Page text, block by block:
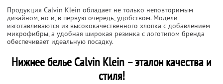
Продукция Calvin Klein обладает не только неповторимым
дизайном, но и, в первую очередь, удобством. Модели
изготавливаются из высококачественного хлопка с добавлением
микрофибры, а удобная широкая резинка с логотипом бренда
обеспечивает идеальную посадку.
Нижнее белье Calvin Klein – эталон качества и
стиля!